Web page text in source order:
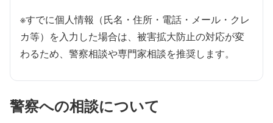
※すでに個人情報（氏名・住所・電話・メール・クレ
カ等）を入力した場合は、被害拡大防止の対応が変
わるため、警察相談や専門家相談を推奨します。
警察への相談について